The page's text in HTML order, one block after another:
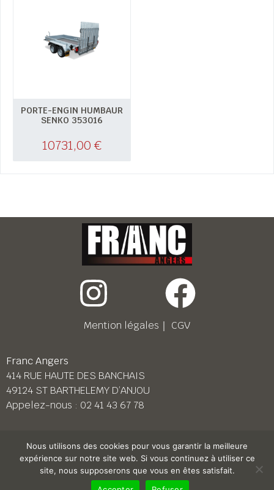
PORTE-ENGIN HUMBAUR
SENKO 353016
10731,00 €
Mention légales ｜ CGV
Franc Angers
414 RUE HAUTE DES BANCHAIS
49124 ST BARTHELEMY D’ANJOU
Appelez-nous : 02 41 43 67 78
Franc Le Mans
158 BD PIERRE LEFAUCHEUX
72230 ARNAGE
02 43 87 38 08
Nous utilisons des cookies pour vous garantir la meilleure
expérience sur notre site web. Si vous continuez à utiliser ce
site, nous supposerons que vous en êtes satisfait.